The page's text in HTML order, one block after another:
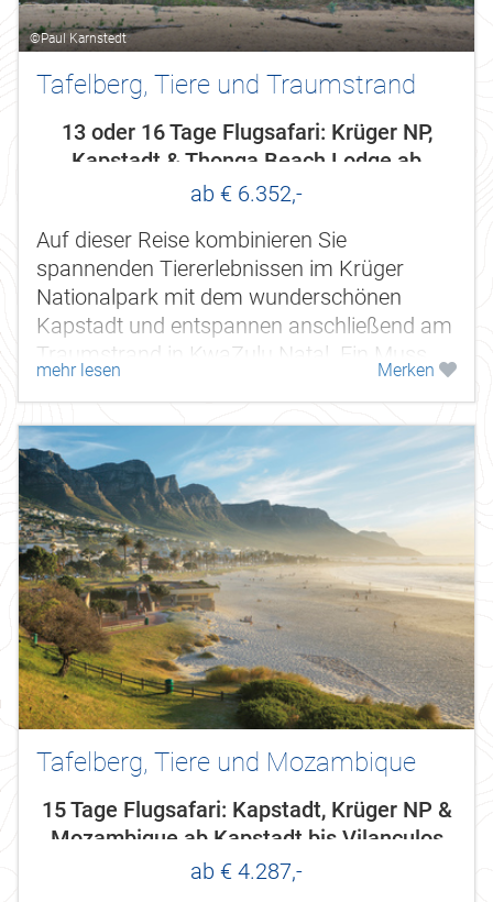
©Paul Karnstedt
Tafelberg, Tiere und Traumstrand
13 oder 16 Tage Flugsafari: Krüger NP,
Kapstadt & Thonga Beach Lodge ab
Johannesburg bis Durban
ab € 6.352,-
Auf dieser Reise kombinieren Sie
spannenden Tiererlebnissen im Krüger
Nationalpark mit dem wunderschönen
Kapstadt und entspannen anschließend am
Traumstrand in KwaZulu Natal. Ein Muss
für Naturliebhaber! Hier erleben Sie
unverfälschte...
mehr lesen Merken
Tafelberg, Tiere und Mozambique
15 Tage Flugsafari: Kapstadt, Krüger NP &
Mozambique ab Kapstadt bis Vilanculos
ab € 4.287,-